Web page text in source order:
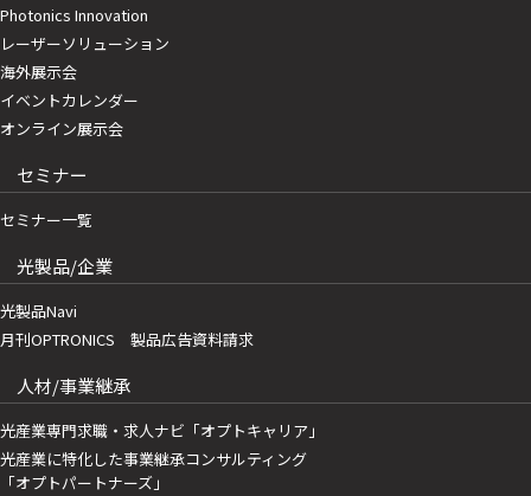
Photonics Innovation
レーザーソリューション
海外展示会
イベントカレンダー
オンライン展示会
セミナー
セミナー一覧
光製品/企業
光製品Navi
月刊OPTRONICS 製品広告資料請求
人材/事業継承
光産業専門求職・求人ナビ「オプトキャリア」
光産業に特化した事業継承コンサルティング
「オプトパートナーズ」